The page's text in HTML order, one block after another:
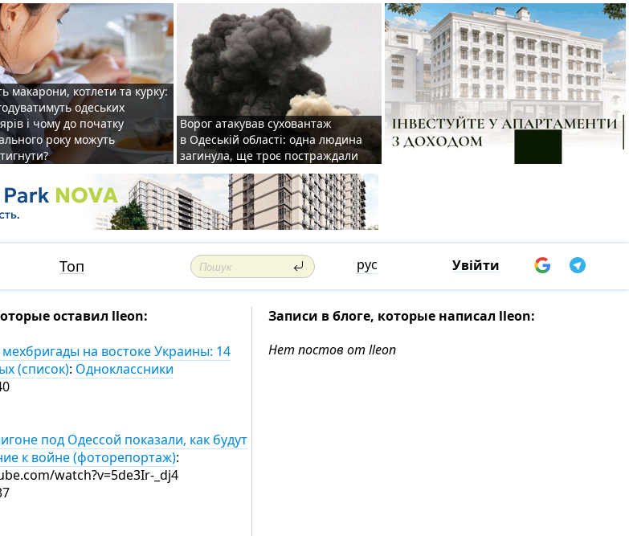
макарони, котлети та курку:
одеських
і чому до початку
року можуть
Ворог атакував суховантаж
в Одеській області: одна людина
загинула, ще троє постраждали
Топ рус Увійти
оставил lleon:
на востоке Украины: 14
(список): Одноклассники
под Одессой показали, как будут
к войне (фоторепортаж):
watch?v=5de3Ir-_dj4
Записи в блоге, которые написал lleon:
Нет постов от lleon